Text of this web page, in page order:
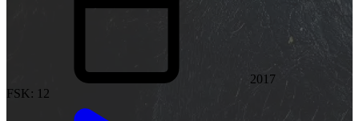
2017
FSK: 12